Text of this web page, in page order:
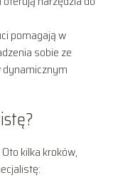
pomagają w
sobie ze
kilka kroków,